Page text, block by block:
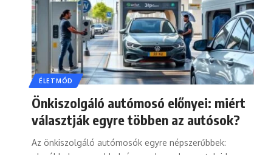
ÉLETMÓD
Önkiszolgáló autómosó előnyei: miért
választják egyre többen az autósok?
Az önkiszolgáló autómosók egyre népszerűbbek: